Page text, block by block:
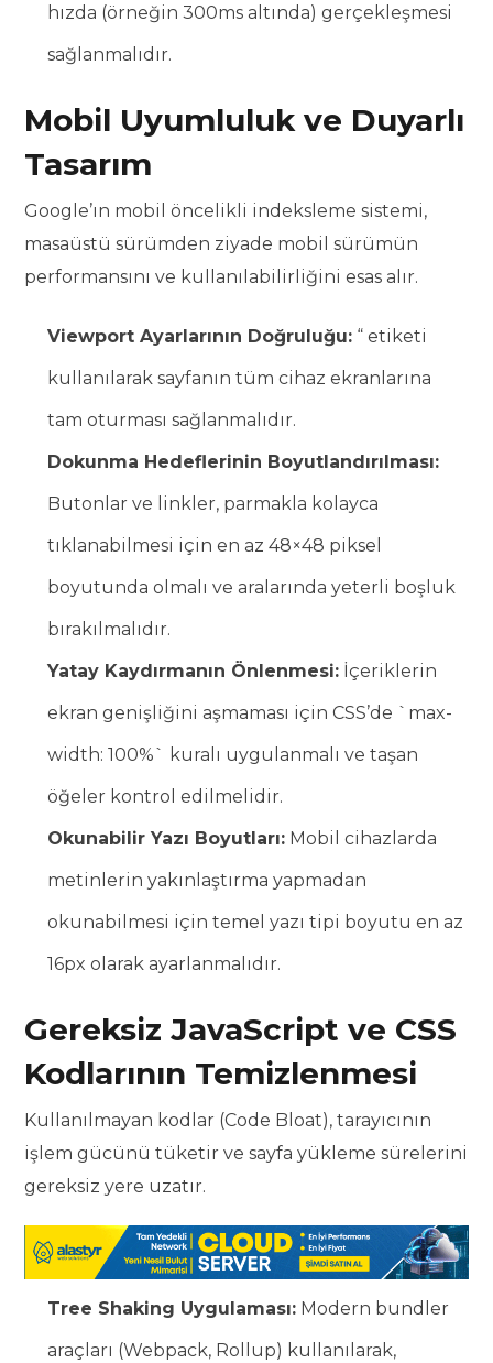
hızda (örneğin 300ms altında) gerçekleşmesi
sağlanmalıdır.
Mobil Uyumluluk ve Duyarlı
Tasarım
Google’ın mobil öncelikli indeksleme sistemi,
masaüstü sürümden ziyade mobil sürümün
performansını ve kullanılabilirliğini esas alır.
Viewport Ayarlarının Doğruluğu: “ etiketi
kullanılarak sayfanın tüm cihaz ekranlarına
tam oturması sağlanmalıdır.
Dokunma Hedeflerinin Boyutlandırılması:
Butonlar ve linkler, parmakla kolayca
tıklanabilmesi için en az 48×48 piksel
boyutunda olmalı ve aralarında yeterli boşluk
bırakılmalıdır.
Yatay Kaydırmanın Önlenmesi: İçeriklerin
ekran genişliğini aşmaması için CSS’de `max-
width: 100%` kuralı uygulanmalı ve taşan
öğeler kontrol edilmelidir.
Okunabilir Yazı Boyutları: Mobil cihazlarda
metinlerin yakınlaştırma yapmadan
okunabilmesi için temel yazı tipi boyutu en az
16px olarak ayarlanmalıdır.
Gereksiz JavaScript ve CSS
Kodlarının Temizlenmesi
Kullanılmayan kodlar (Code Bloat), tarayıcının
işlem gücünü tüketir ve sayfa yükleme sürelerini
gereksiz yere uzatır.
Tree Shaking Uygulaması: Modern bundler
araçları (Webpack, Rollup) kullanılarak,